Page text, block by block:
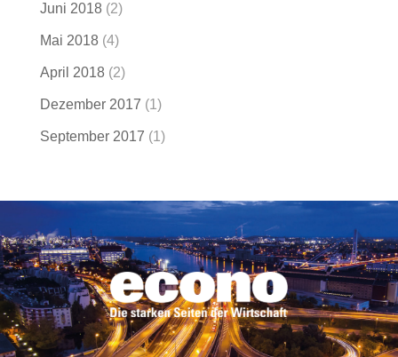
Juni 2018(2)
Mai 2018(4)
April 2018(2)
Dezember 2017 (1)
September 2017 (1)